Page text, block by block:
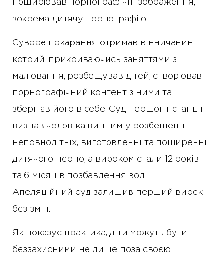
поширював порнографічні зображення,
зокрема дитячу порнографію.
Суворе покарання отримав вінничанин,
котрий, прикриваючись заняттями з
малювання, розбещував дітей, створював
порнографічний контент з ними та
зберігав його в себе. Суд першої інстанції
визнав чоловіка винним у розбещенні
неповнолітніх, виготовленні та поширенні
дитячого порно, а вироком стали 12 років
та 6 місяців позбавлення волі.
Апеляційний суд залишив перший вирок
без змін.
Як показує практика, діти можуть бути
беззахисними не лише поза своєю